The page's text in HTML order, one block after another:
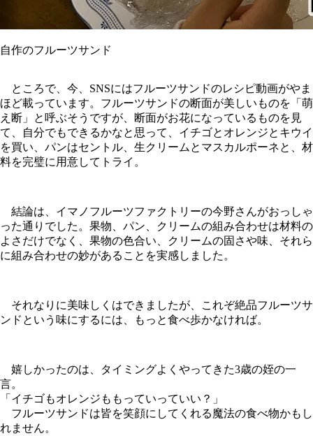
自作のフルーツサンド
ところで、今、SNSにはフルーツサンドのレシピ動画がやま
ほど載っています。フルーツサンドの断面が美しいものを「萌
え断」と呼ぶそうですが、断面がお花になっているものを見
て、自分でもできるかなと思って、イチゴとオレンジとキウイ
を買い、パンはセントル、生クリームとマスカルポーネと、材
料を完璧に用意してトライ。
結論は、イマノフルーツファクトリーの今野さんがおっしゃ
った通りでした。果物、パン、クリームの組み合わせは材料の
よさだけでなく、果物の色合い、クリームの固さや味、それら
に組み合わせの妙があることを実感しました。
それなりに美味しくはできましたが、これぞ絶品フルーツサ
ンドという味にするには、もっと食べ歩かなければ。
嬉しかったのは、タイミングよくやってきた3歳の姪の一
言。
「イチゴもオレンジももっていっていい？」
フルーツサンドは皆を笑顔にしてくれる魔法の食べ物かもし
れません。